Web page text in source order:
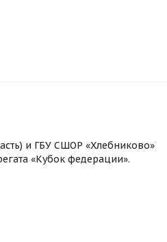
и ГБУ СШОР «Хлебниково»
«Кубок федерации».